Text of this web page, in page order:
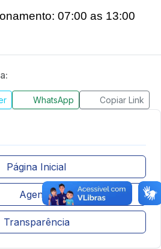
07:00 as 13:00
WhatsApp Copiar Link
Página Inicial
Agenda
Transparência